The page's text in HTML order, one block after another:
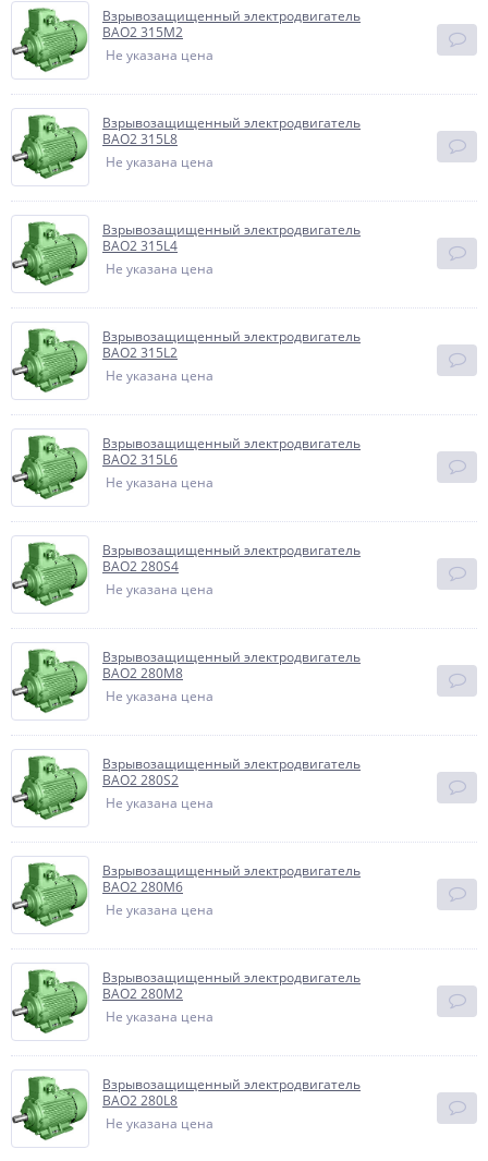
Взрывозащищенный электродвигатель
BAO2 315M2
Не указана цена
Взрывозащищенный электродвигатель
BAO2 315L8
Не указана цена
Взрывозащищенный электродвигатель
BAO2 315L4
Не указана цена
Взрывозащищенный электродвигатель
BAO2 315L2
Не указана цена
Взрывозащищенный электродвигатель
BAO2 315L6
Не указана цена
Взрывозащищенный электродвигатель
BAO2 280S4
Не указана цена
Взрывозащищенный электродвигатель
BAO2 280M8
Не указана цена
Взрывозащищенный электродвигатель
BAO2 280S2
Не указана цена
Взрывозащищенный электродвигатель
BAO2 280M6
Не указана цена
Взрывозащищенный электродвигатель
BAO2 280M2
Не указана цена
Взрывозащищенный электродвигатель
BAO2 280L8
Не указана цена